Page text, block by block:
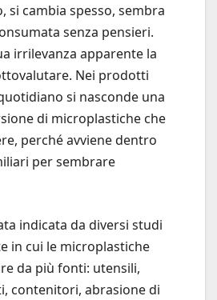
si cambia spesso, sembra
senza pensieri.
irrilevanza apparente la
Nei prodotti
si nasconde una
di microplastiche che
perché avviene dentro
per sembrare
indicata da diversi studi
in cui le microplastiche
da più fonti: utensili,
contenitori, abrasione di